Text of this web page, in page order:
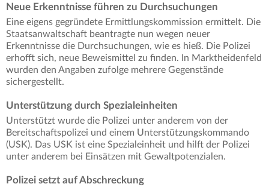
Neue Erkenntnisse führen zu Durchsuchungen
Eine eigens gegründete Ermittlungskommission ermittelt. Die
Staatsanwaltschaft beantragte nun wegen neuer
Erkenntnisse die Durchsuchungen, wie es hieß. Die Polizei
erhofft sich, neue Beweismittel zu finden. In Marktheidenfeld
wurden den Angaben zufolge mehrere Gegenstände
sichergestellt.
Unterstützung durch Spezialeinheiten
Unterstützt wurde die Polizei unter anderem von der
Bereitschaftspolizei und einem Unterstützungskommando
(USK). Das USK ist eine Spezialeinheit und hilft der Polizei
unter anderem bei Einsätzen mit Gewaltpotenzialen.
Polizei setzt auf Abschreckung